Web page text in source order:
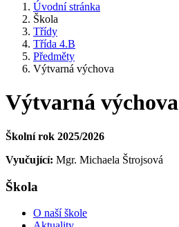
Úvodní stránka
Škola
Třídy
Třída 4.B
Předměty
Výtvarná výchova
Výtvarná výchova
Školní rok 2025/2026
Vyučující: Mgr. Michaela Štrojsová
Škola
O naší škole